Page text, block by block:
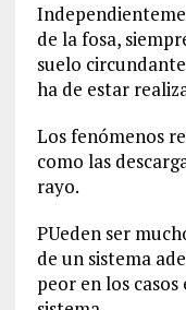
de la fosa,
suelo
ha de estar
Los fenómenos
como las
rayo.
PUeden ser
de un sistema
peor en los